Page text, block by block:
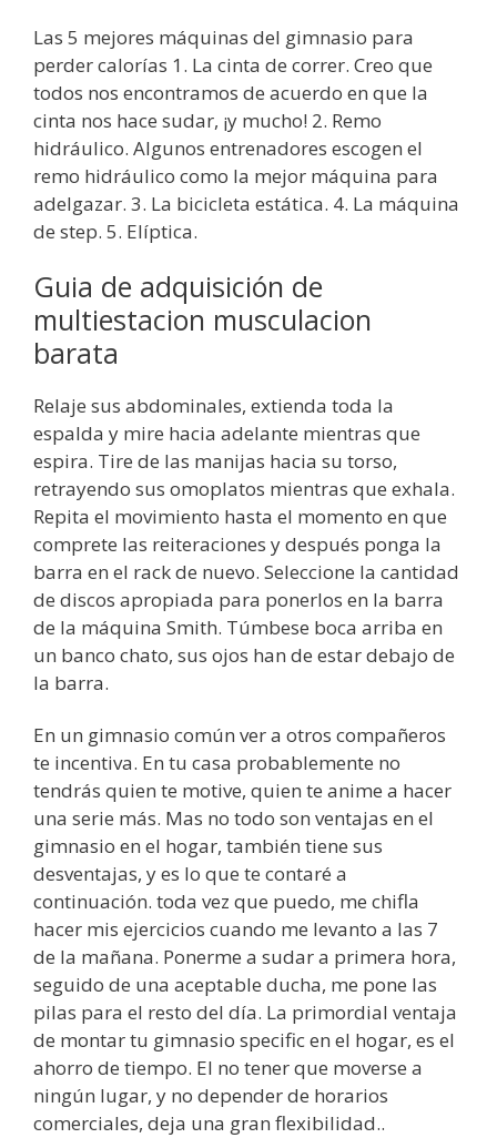
Las 5 mejores máquinas del gimnasio para
perder calorías 1. La cinta de correr. Creo que
todos nos encontramos de acuerdo en que la
cinta nos hace sudar, ¡y mucho! 2. Remo
hidráulico. Algunos entrenadores escogen el
remo hidráulico como la mejor máquina para
adelgazar. 3. La bicicleta estática. 4. La máquina
de step. 5. Elíptica.
Guia de adquisición de
multiestacion musculacion
barata
Relaje sus abdominales, extienda toda la
espalda y mire hacia adelante mientras que
espira. Tire de las manijas hacia su torso,
retrayendo sus omoplatos mientras que exhala.
Repita el movimiento hasta el momento en que
comprete las reiteraciones y después ponga la
barra en el rack de nuevo. Seleccione la cantidad
de discos apropiada para ponerlos en la barra
de la máquina Smith. Túmbese boca arriba en
un banco chato, sus ojos han de estar debajo de
la barra.
En un gimnasio común ver a otros compañeros
te incentiva. En tu casa probablemente no
tendrás quien te motive, quien te anime a hacer
una serie más. Mas no todo son ventajas en el
gimnasio en el hogar, también tiene sus
desventajas, y es lo que te contaré a
continuación. toda vez que puedo, me chifla
hacer mis ejercicios cuando me levanto a las 7
de la mañana. Ponerme a sudar a primera hora,
seguido de una aceptable ducha, me pone las
pilas para el resto del día. ​La primordial ventaja
de montar tu gimnasio specific en el hogar, es el
ahorro de tiempo. El no tener que moverse a
ningún lugar, y no depender de horarios
comerciales, deja una gran flexibilidad..